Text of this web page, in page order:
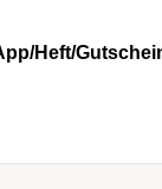
Heft/